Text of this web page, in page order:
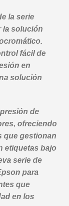
la serie
la solución
fácil de
en
solución
de
ofreciendo
que gestionan
etiquetas bajo
serie de
para
que
en los